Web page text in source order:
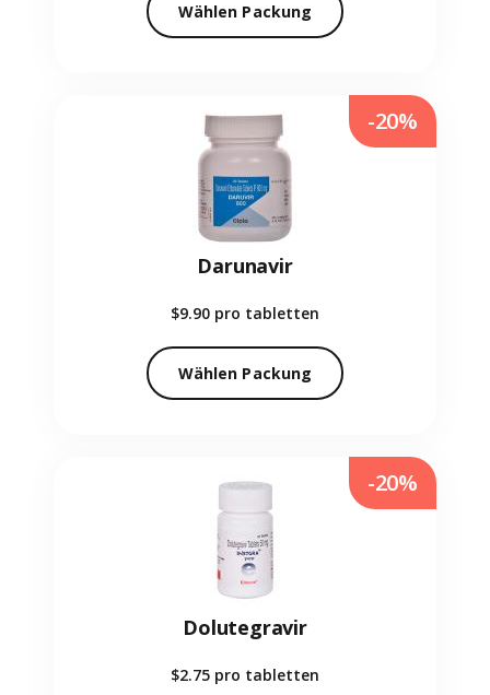
Wählen Packung
Darunavir
$9.90 pro tabletten
Wählen Packung
-20%
Dolutegravir
$2.75 pro tabletten
-20%